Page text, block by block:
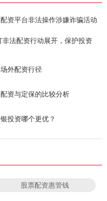
资平台非法操作涉嫌诈骗活动
法配资行动展开，保护投资
外配资行径
资与定保的比较分析
投资哪个更优？
股票配资惠管钱